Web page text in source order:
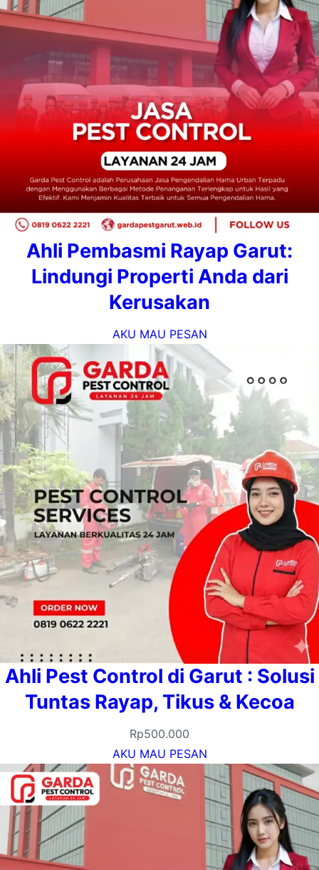
Ahli Pembasmi Rayap Garut:
Lindungi Properti Anda dari
Kerusakan
AKU MAU PESAN
Ahli Pest Control di Garut : Solusi
Tuntas Rayap, Tikus & Kecoa
Rp500.000
AKU MAU PESAN